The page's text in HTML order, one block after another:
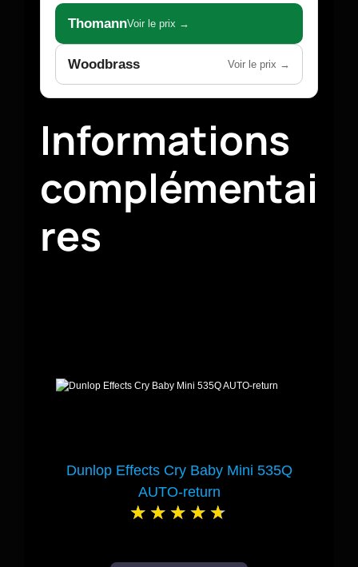
ThomannVoir le prix →
Woodbrass Voir le prix →
Informations
complémentai
res
Dunlop Effects Cry Baby Mini 535Q
AUTO-return